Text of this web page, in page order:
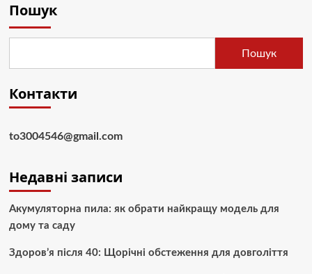
Пошук
Пошук
Контакти
to3004546@gmail.com
Недавні записи
Акумуляторна пила: як обрати найкращу модель для
дому та саду
Здоров’я після 40: Щорічні обстеження для довголіття